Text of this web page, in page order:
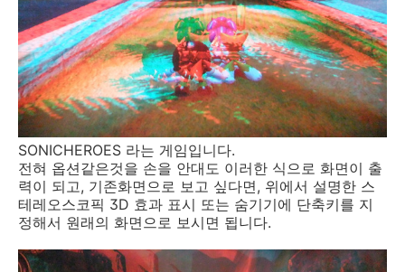
SONICHEROES 라는 게임입니다.
전혀 옵션같은것을 손을 안대도 이러한 식으로 화면이 출
력이 되고, 기존화면으로 보고 싶다면, 위에서 설명한 스
테레오스코픽 3D 효과 표시 또는 숨기기에 단축키를 지
정해서 원래의 화면으로 보시면 됩니다.